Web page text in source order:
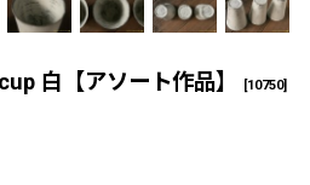
白【アソート作品】 [10750]